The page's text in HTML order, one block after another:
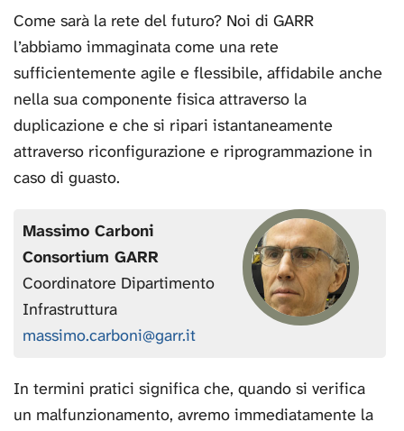
Come sarà la rete del futuro? Noi di GARR
l’abbiamo immaginata come una rete
sufficientemente agile e flessibile, affidabile anche
nella sua componente fisica attraverso la
duplicazione e che si ripari istantaneamente
attraverso riconfigurazione e riprogrammazione in
caso di guasto.
Massimo Carboni
Consortium GARR
Coordinatore Dipartimento
Infrastruttura
massimo.carboni@garr.it
In termini pratici significa che, quando si verifica
un malfunzionamento, avremo immediatamente la